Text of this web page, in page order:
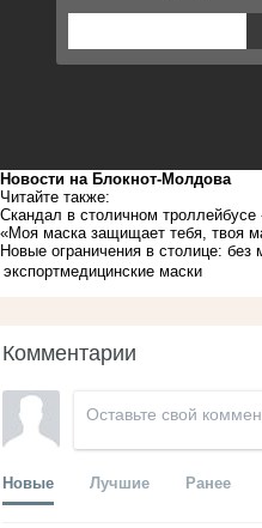
Новости на Блoкнoт-Молдова
Читайте также:
Скандал в столичном
«Моя маска защищает тебя, твоя
Новые ограничения в столице: без
экспортмедицинские маски
Комментарии
Новые Лучшие Ранее